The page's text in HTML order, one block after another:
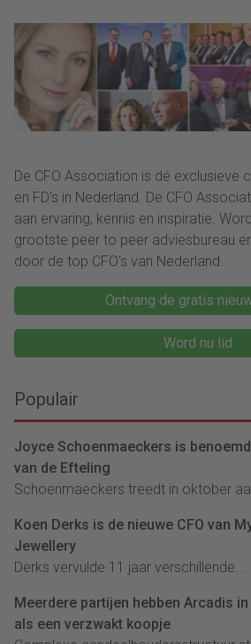
De CFO Association is dé exclusieve
en FD's in Nederland. De CFO
aan ervaring, kennis en inspiratie.
grootste peer to peer adviesbureau
door de top CFO's van Nederland.
Ontvang de gratis
Word nu lid
Populair
Joyce Schoenmaeckers is
van de Efteling
Schoenmaeckers treedt in oktober
Koen Derks is de nieuwe CFO van
Jewellery
Derks vervulde 11 jaar verschillende...
Meerdere partijen hebben Arcadis
als een verzwakt koopje